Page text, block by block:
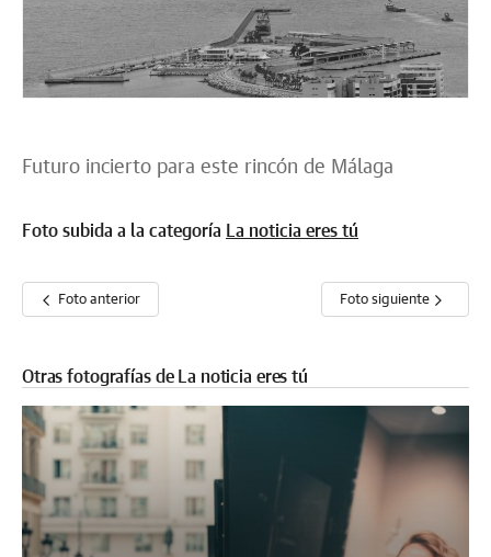
Futuro incierto para este rincón de Málaga
Foto subida a la categoría La noticia eres tú
Foto anterior Foto siguiente
Otras fotografías de La noticia eres tú